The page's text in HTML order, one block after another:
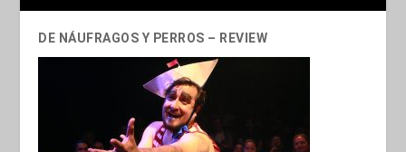
DE NÁUFRAGOS Y PERROS – REVIEW